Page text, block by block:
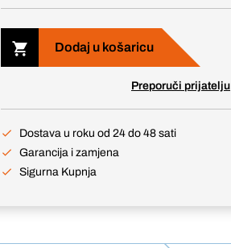
Dodaj u košaricu
Preporuči prijatelju
Dostava u roku od 24 do 48 sati
Garancija i zamjena
Sigurna Kupnja